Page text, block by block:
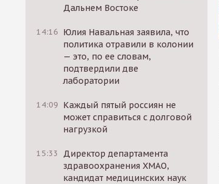
Дальнем Востоке
14:16 Юлия Навальная заявила, что
политика отравили в колонии
— это, по ее словам,
подтвердили две
лаборатории
14:09 Каждый пятый россиян не
может справиться с долговой
нагрузкой
15:33
Директор департамента
здравоохранения ХМАО,
кандидат медицинских наук